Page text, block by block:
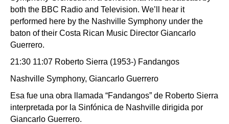
both the BBC Radio and Television. We’ll hear it
performed here by the Nashville Symphony under the
baton of their Costa Rican Music Director Giancarlo
Guerrero.
21:30 11:07 Roberto Sierra (1953-) Fandangos
Nashville Symphony, Giancarlo Guerrero
Esa fue una obra llamada “Fandangos” de Roberto Sierra
interpretada por la Sinfónica de Nashville dirigida por
Giancarlo Guerrero.